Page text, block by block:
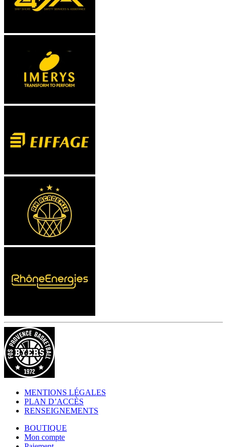
MENTIONS LÉGALES
PLAN D’ACCÈS
RENSEIGNEMENTS
BOUTIQUE
Mon compte